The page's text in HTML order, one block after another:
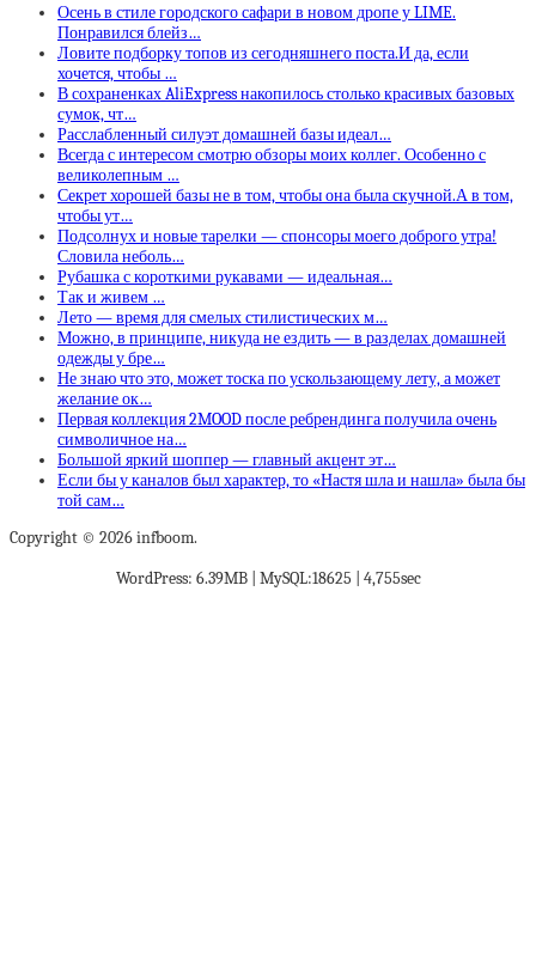
Осень в стиле городского сафари в новом дропе у LIME.
Понравился блейз…
Ловите подборку топов из сегодняшнего поста.И да, если
хочется, чтобы …
В сохраненках AliExpress накопилось столько красивых базовых
сумок, чт…
Расслабленный силуэт домашней базы идеал…
Всегда с интересом смотрю обзоры моих коллег. Особенно с
великолепным …
Секрет хорошей базы не в том, чтобы она была скучной.А в том,
чтобы ут…
Подсолнух и новые тарелки — спонсоры моего доброго утра!
Словила неболь…
Рубашка с короткими рукавами — идеальная…
Так и живем …
Лето — время для смелых стилистических м…
Можно, в принципе, никуда не ездить — в разделах домашней
одежды у бре…
Не знаю что это, может тоска по ускользающему лету, а может
желание ок…
Первая коллекция 2MOOD после ребрендинга получила очень
символичное на…
Большой яркий шоппер — главный акцент эт…
Если бы у каналов был характер, то «Настя шла и нашла» была бы
той сам…
Copyright © 2026 infboom.
WordPress: 6.39MB | MySQL:18625 | 4,755sec